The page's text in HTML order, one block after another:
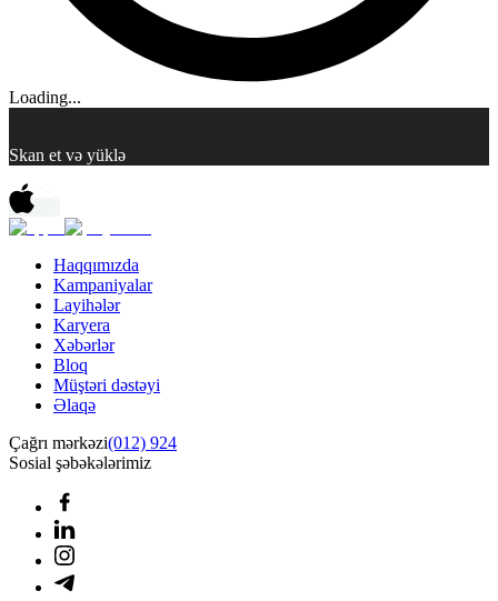
Loading...
Skan et və yüklə
Haqqımızda
Kampaniyalar
Layihələr
Karyera
Xəbərlər
Bloq
Müştəri dəstəyi
Əlaqə
Çağrı mərkəzi(012) 924
Sosial şəbəkələrimiz